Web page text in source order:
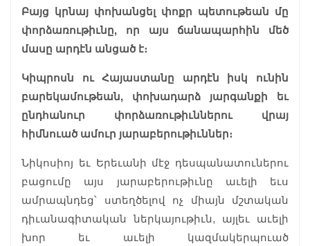
Բայց կրնայ փոխանցել փոքր պետութեան մը
փորձառութիւնը, որ այս ճանապարհին մեծ
մասը արդէն անցած է։
Կիպրոսն ու Հայաստանը արդէն իսկ ունին
բարեկամութեան, փոխադարձ յարգանքի եւ
ընդհանուր փորձառութիւններու վրայ
հիմնուած ամուր յարաբերութիւններ։
Նիկոսիոյ եւ Երեւանի մէջ դեսպանատուներու
բացումը այս յարաբերութիւնը աւելի եւս
ամրապնդեց՝ ստեղծելով ոչ միայն մշտական
դիւանագիտական ներկայութիւն, այլեւ աւելի
խոր եւ աւելի կազմակերպուած